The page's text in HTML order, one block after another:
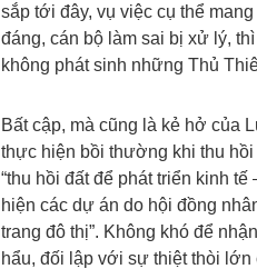
sắp tới đây, vụ việc cụ thể
đáng, cán bộ làm sai bị xử lý,
không phát sinh những Thủ
Bất cập, mà cũng là kẻ hở của
thực hiện bồi thường khi thu
“thu hồi đất để phát triển kinh
hiện các dự án do hội đồng
trang đô thị”. Không khó để
hẩu, đối lập với sự thiệt thòi lớn